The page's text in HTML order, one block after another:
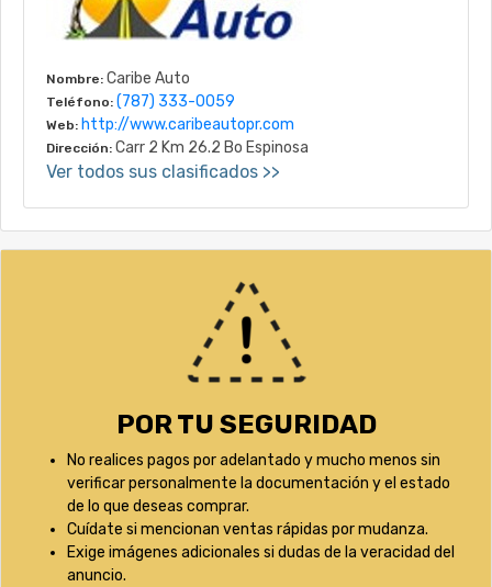
Nombre: Caribe Auto
Teléfono: (787) 333-0059
Web: http://www.caribeautopr.com
Dirección: Carr 2 Km 26.2 Bo Espinosa
Ver todos sus clasificados >>
POR TU SEGURIDAD
No realices pagos por adelantado y mucho menos sin
verificar personalmente la documentación y el estado
de lo que deseas comprar.
Cuídate si mencionan ventas rápidas por mudanza.
Exige imágenes adicionales si dudas de la veracidad del
anuncio.